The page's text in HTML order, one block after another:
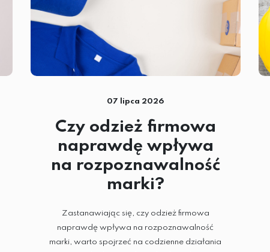
07 lipca 2026
Czy odzież firmowa
naprawdę wpływa
na rozpoznawalność
marki?
Zastanawiając się, czy odzież firmowa
naprawdę wpływa na rozpoznawalność
marki, warto spojrzeć na codzienne działania